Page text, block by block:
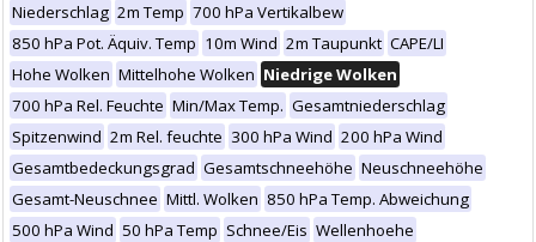
Niederschlag 2m Temp 700 hPa Vertikalbew
850 hPa Pot. Äquiv. Temp 10m Wind 2m Taupunkt CAPE/LI
Hohe Wolken Mittelhohe Wolken Niedrige Wolken
700 hPa Rel. Feuchte Min/Max Temp. Gesamtniederschlag
Spitzenwind 2m Rel. feuchte 300 hPa Wind 200 hPa Wind
Gesamtbedeckungsgrad Gesamtschneehöhe Neuschneehöhe
Gesamt-Neuschnee Mittl. Wolken 850 hPa Temp. Abweichung
500 hPa Wind 50 hPa Temp Schnee/Eis Wellenhoehe